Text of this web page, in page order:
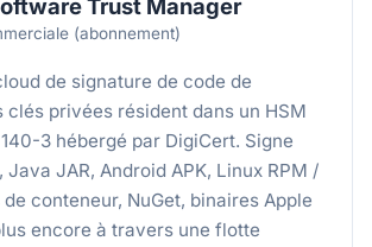
Trust Manager
(abonnement)
de signature de code de
clés privées résident dans un HSM
3 hébergé par DigiCert. Signe
Java JAR, Android APK, Linux RPM /
de conteneur, NuGet, binaires Apple
encore à travers une flotte